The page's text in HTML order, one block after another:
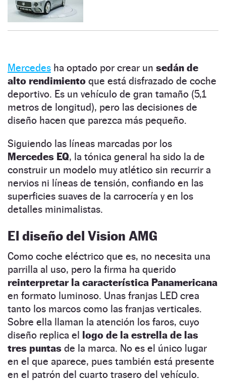
Mercedes ha optado por crear un sedán de
alto rendimiento que está disfrazado de coche
deportivo. Es un vehículo de gran tamaño (5,1
metros de longitud), pero las decisiones de
diseño hacen que parezca más pequeño.
Siguiendo las líneas marcadas por los
Mercedes EQ, la tónica general ha sido la de
construir un modelo muy atlético sin recurrir a
nervios ni líneas de tensión, confiando en las
superficies suaves de la carrocería y en los
detalles minimalistas.
El diseño del Vision AMG
Como coche eléctrico que es, no necesita una
parrilla al uso, pero la firma ha querido
reinterpretar la característica Panamericana
en formato luminoso. Unas franjas LED crea
tanto los marcos como las franjas verticales.
Sobre ella llaman la atención los faros, cuyo
diseño replica el logo de la estrella de las
tres puntas de la marca. No es el único lugar
en el que aparece, pues también está presente
en el patrón del cuarto trasero del vehículo.